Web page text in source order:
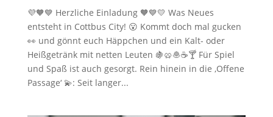
💜🧡💙 Herzliche Einladung 🧡💙💛 Was Neues
entsteht in Cottbus City! 😮 Kommt doch mal gucken
👀 und gönnt euch Häppchen und ein Kalt- oder
Heißgetränk mit netten Leuten 🍇🥨🧆☕🍸 Für Spiel
und Spaß ist auch gesorgt. Rein hinein in die ‚Offene
Passage‘ 💫: Seit langer...